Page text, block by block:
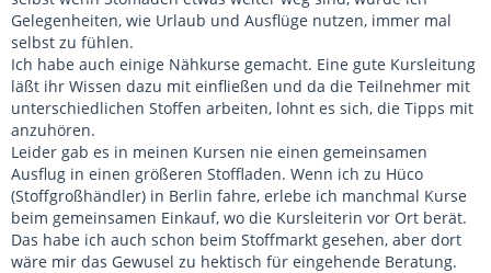
Gelegenheiten, wie Urlaub und Ausflüge nutzen, immer mal
selbst zu fühlen.
Ich habe auch einige Nähkurse gemacht. Eine gute Kursleitung
läßt ihr Wissen dazu mit einfließen und da die Teilnehmer mit
unterschiedlichen Stoffen arbeiten, lohnt es sich, die Tipps mit
anzuhören.
Leider gab es in meinen Kursen nie einen gemeinsamen
Ausflug in einen größeren Stoffladen. Wenn ich zu Hüco
(Stoffgroßhändler) in Berlin fahre, erlebe ich manchmal Kurse
beim gemeinsamen Einkauf, wo die Kursleiterin vor Ort berät.
Das habe ich auch schon beim Stoffmarkt gesehen, aber dort
wäre mir das Gewusel zu hektisch für eingehende Beratung.